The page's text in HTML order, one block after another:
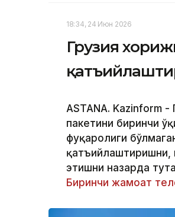
18:34, 24 Июн 2026
Грузия
ASTANA. Kazinform -
пакетини биринчи
фуқаролиги
қатъийлаштиришни,
этишни назарда
Биринчи жамоат